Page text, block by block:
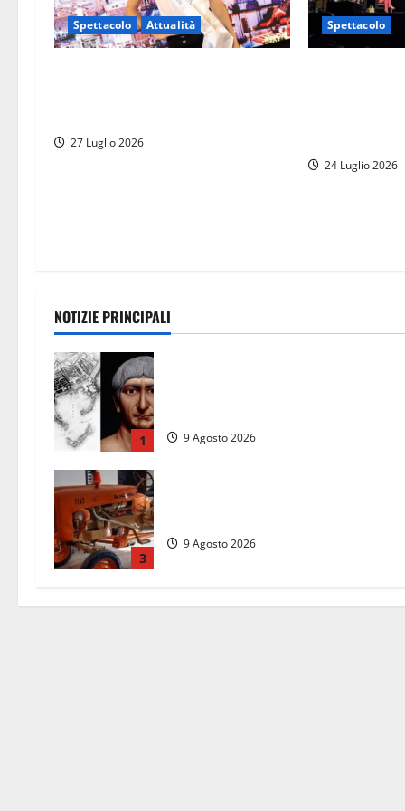
Spettacolo Attualità
27 Luglio 2026
Spettacolo
24 Luglio 2026
NOTIZIE PRINCIPALI
1 9 Agosto 2026
3
9 Agosto 2026